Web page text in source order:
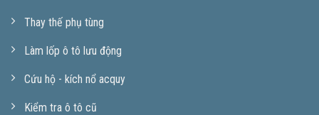
Thay thế phụ tùng
Làm lốp ô tô lưu động
Cứu hộ - kích nổ acquy
Kiểm tra ô tô cũ